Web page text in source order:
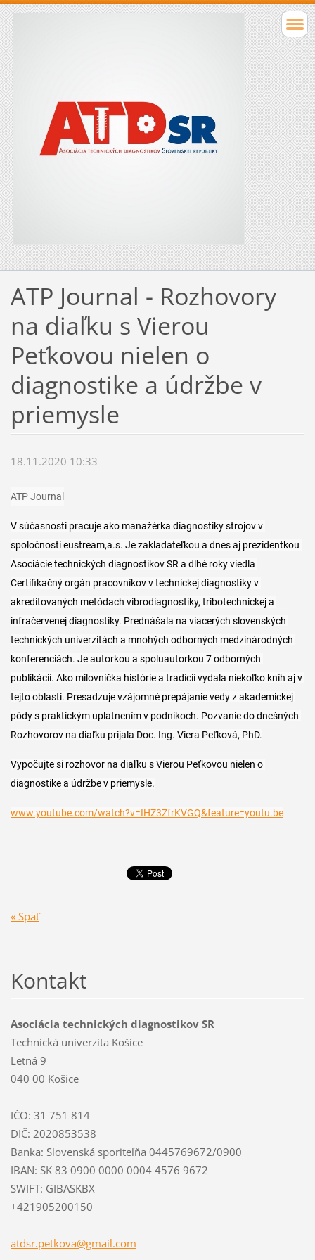
ATP Journal - Rozhovory
na diaľku s Vierou
Peťkovou nielen o
diagnostike a údržbe v
priemysle
18.11.2020 10:33
ATP Journal
V súčasnosti pracuje ako manažérka diagnostiky strojov v
spoločnosti eustream,a.s. Je zakladateľkou a dnes aj prezidentkou
Asociácie technických diagnostikov SR a dlhé roky viedla
Certifikačný orgán pracovníkov v technickej diagnostiky v
akreditovaných metódach vibrodiagnostiky, tribotechnickej a
infračervenej diagnostiky. Prednášala na viacerých slovenských
technických univerzitách a mnohých odborných medzinárodných
konferenciách. Je autorkou a spoluautorkou 7 odborných
publikácií. Ako milovníčka histórie a tradícií vydala niekoľko kníh aj v
tejto oblasti. Presadzuje vzájomné prepájanie vedy z akademickej
pôdy s praktickým uplatnením v podnikoch. Pozvanie do dnešných
Rozhovorov na diaľku prijala Doc. Ing. Viera Peťková, PhD.
Vypočujte si rozhovor na diaľku s Vierou Peťkovou nielen o
diagnostike a údržbe v priemysle.
www.youtube.com/watch?v=IHZ3ZfrKVGQ&feature=youtu.be
« Späť
Kontakt
Asociácia technických diagnostikov SR
Technická univerzita Košice
Letná 9
040 00 Košice
IČO: 31 751 814
DIČ: 2020853538
Banka: Slovenská sporiteľňa 0445769672/0900
IBAN: SK 83 0900 0000 0004 4576 9672
SWIFT: GIBASKBX
+421905200150
atdsr.petkova@gmail.com